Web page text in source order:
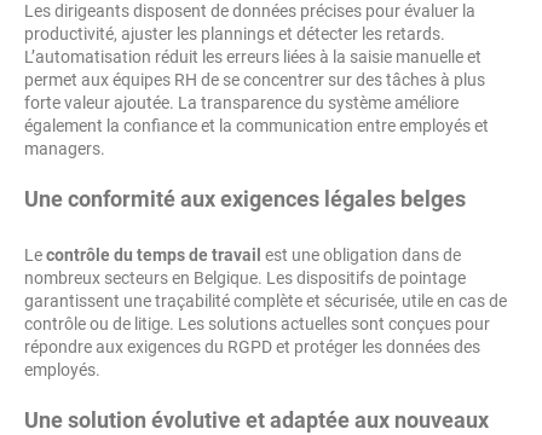
Les dirigeants disposent de données précises pour évaluer la
productivité, ajuster les plannings et détecter les retards.
L’automatisation réduit les erreurs liées à la saisie manuelle et
permet aux équipes RH de se concentrer sur des tâches à plus
forte valeur ajoutée. La transparence du système améliore
également la confiance et la communication entre employés et
managers.
Une conformité aux exigences légales belges
Lecontrôle du temps de travail est une obligation dans de
nombreux secteurs en Belgique. Les dispositifs de pointage
garantissent une traçabilité complète et sécurisée, utile en cas de
contrôle ou de litige. Les solutions actuelles sont conçues pour
répondre aux exigences du RGPD et protéger les données des
employés.
Une solution évolutive et adaptée aux nouveaux